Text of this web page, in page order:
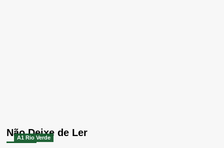
Não Deixe de Ler
A1 Rio Verde